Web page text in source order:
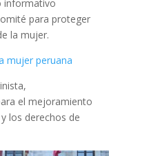
informativo
para proteger
la mujer.
mujer peruana
el mejoramiento
los derechos de